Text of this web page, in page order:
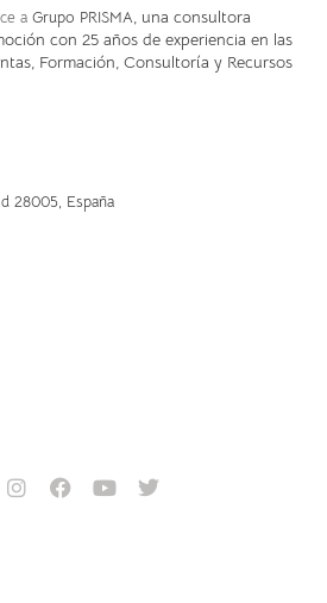
a Grupo PRISMA, una consultora
con 25 años de experiencia en las
Formación, Consultoría y Recursos
28005, España